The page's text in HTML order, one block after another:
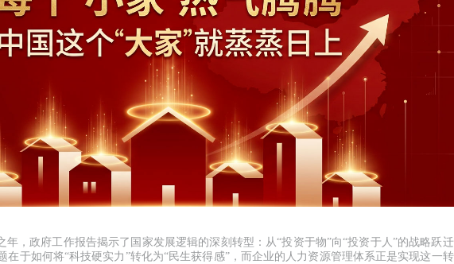
年，政府工作报告揭示了国家发展逻辑的深刻转型：从“投资于物”向“投资于人”的战略跃
在于如何将“科技硬实力”转化为“民生获得感”，而企业的人力资源管理体系正是实现这一